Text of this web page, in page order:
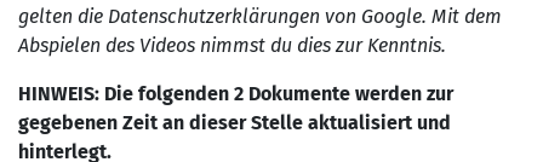
gelten die Datenschutzerklärungen von Google. Mit dem
Abspielen des Videos nimmst du dies zur Kenntnis.
HINWEIS: Die folgenden 2 Dokumente werden zur
gegebenen Zeit an dieser Stelle aktualisiert und
hinterlegt.